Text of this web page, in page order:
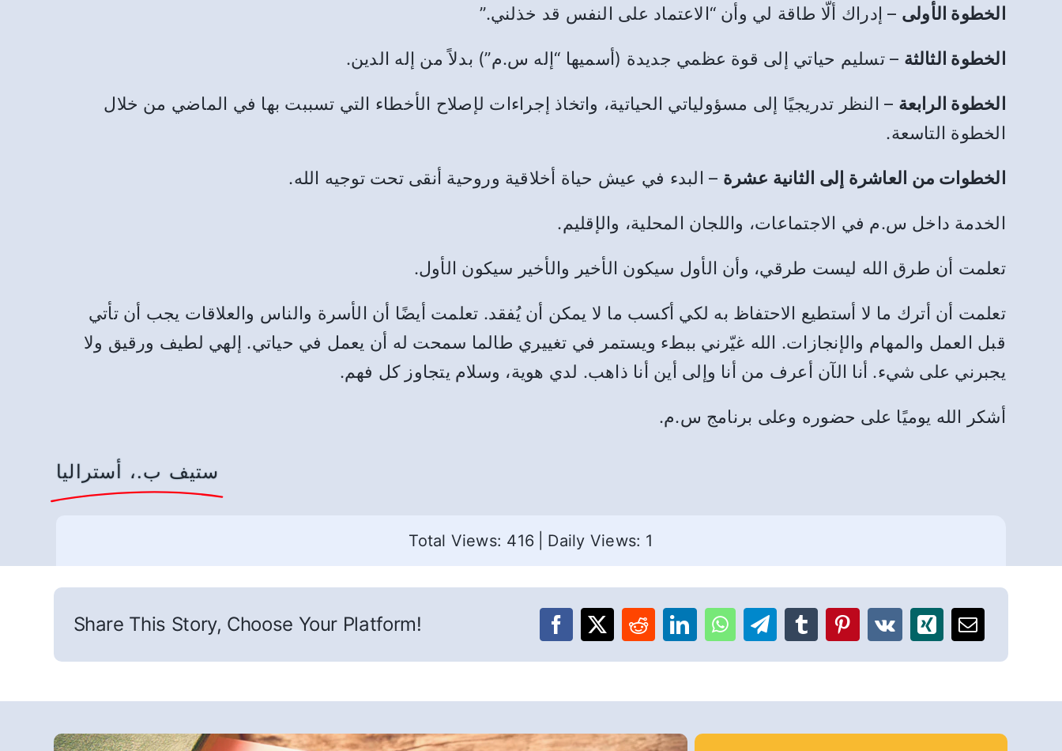
الخطوة الأولى – إدراك ألّا طاقة لي وأن “الاعتماد على النفس قد خذلني.”
الخطوة الثالثة – تسليم حياتي إلى قوة عظمي جديدة (أسميها “إله س.م”) بدلاً من إله الدين.
الخطوة الرابعة – النظر تدريجيًا إلى مسؤولياتي الحياتية، واتخاذ إجراءات لإصلاح الأخطاء التي تسببت بها في الماضي من خلال
الخطوة التاسعة.
الخطوات من العاشرة إلى الثانية عشرة – البدء في عيش حياة أخلاقية وروحية أنقى تحت توجيه الله.
الخدمة داخل س.م في الاجتماعات، واللجان المحلية، والإقليم.
تعلمت أن طرق الله ليست طرقي، وأن الأول سيكون الأخير والأخير سيكون الأول.
تعلمت أن أترك ما لا أستطيع الاحتفاظ به لكي أكسب ما لا يمكن أن يُفقد. تعلمت أيضًا أن الأسرة والناس والعلاقات يجب أن تأتي
قبل العمل والمهام والإنجازات. الله غيّرني ببطء ويستمر في تغييري طالما سمحت له أن يعمل في حياتي. إلهي لطيف ورقيق ولا
يجبرني على شيء. أنا الآن أعرف من أنا وإلى أين أنا ذاهب. لدي هوية، وسلام يتجاوز كل فهم.
أشكر الله يوميًا على حضوره وعلى برنامج س.م.
ستيف ب.، أستراليا
Total Views: 416 Daily Views: 1
Share This Story, Choose Your Platform!